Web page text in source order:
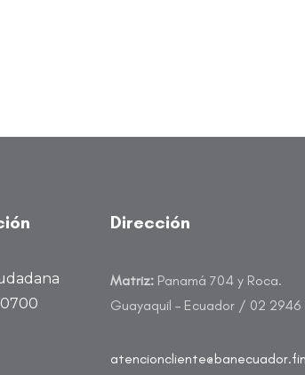
Dirección
Matriz: Panamá 704 y Roca.
Guayaquil – Ecuador / 02 2946